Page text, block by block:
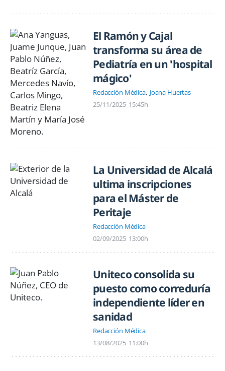
El Ramón y Cajal
transforma su área de
Pediatría en un 'hospital
mágico'
Redacción Médica Joana Huertas
25/11/2025 15:45h
La Universidad de Alcalá
ultima inscripciones
para el Máster de
Peritaje
Redacción Médica
02/09/2025 13:00h
Uniteco consolida su
puesto como correduría
independiente líder en
sanidad
Redacción Médica
13/08/2025 11:00h